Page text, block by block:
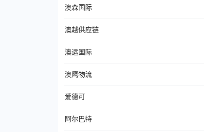
澳森国际
澳越供应链
澳运国际
澳鹰物流
爱德可
阿尔巴特